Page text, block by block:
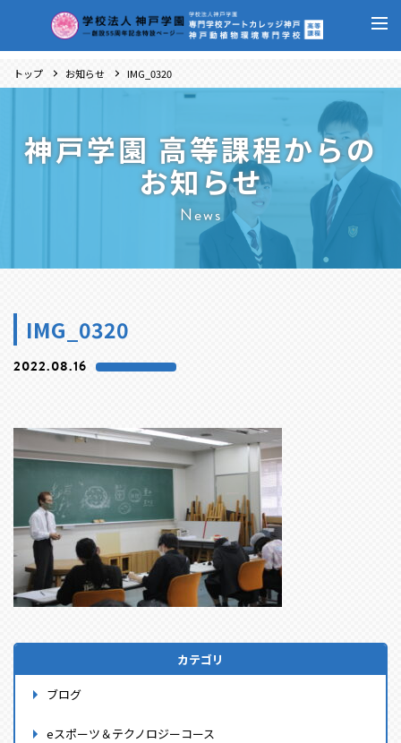
トップ お知らせ IMG_0320
神戸学園 高等課程からの
お知らせ
News
IMG_0320
2022.08.16
カテゴリ
ブログ
eスポーツ＆テクノロジーコース